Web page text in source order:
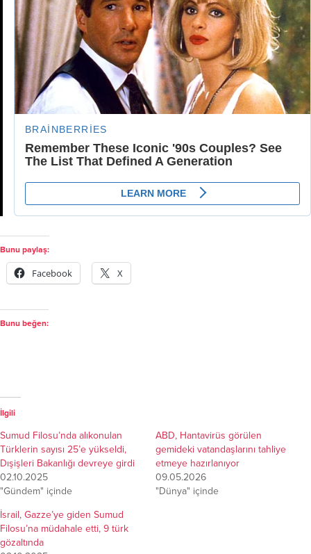
Bunu paylaş:
Facebook X
Bunu beğen:
İlgili
Sumud Filosu’nda alıkonulan
Türklerin sayısı 25’e yükseldi,
Dışişleri Bakanlığı devreye girdi
02.10.2025
"Gündem" içinde
ABD, Hantavirüs görülen
gemideki vatandaşlarını tahliye
etmeye hazırlanıyor
09.05.2026
"Dünya" içinde
İsrail, Gazze’ye giden Sumud
Filosu’na müdahale etti, 9 türk
gözaltında